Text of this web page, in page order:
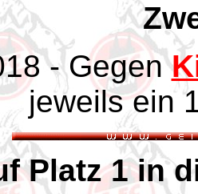
- Gegen
jeweils ein
Platz 1 in